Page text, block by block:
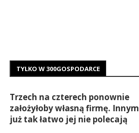
TYLKO W 300GOSPODARCE
Trzech na czterech ponownie
założyłoby własną firmę. Innym
już tak łatwo jej nie polecają